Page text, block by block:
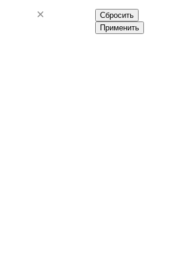
Сбросить
Применить